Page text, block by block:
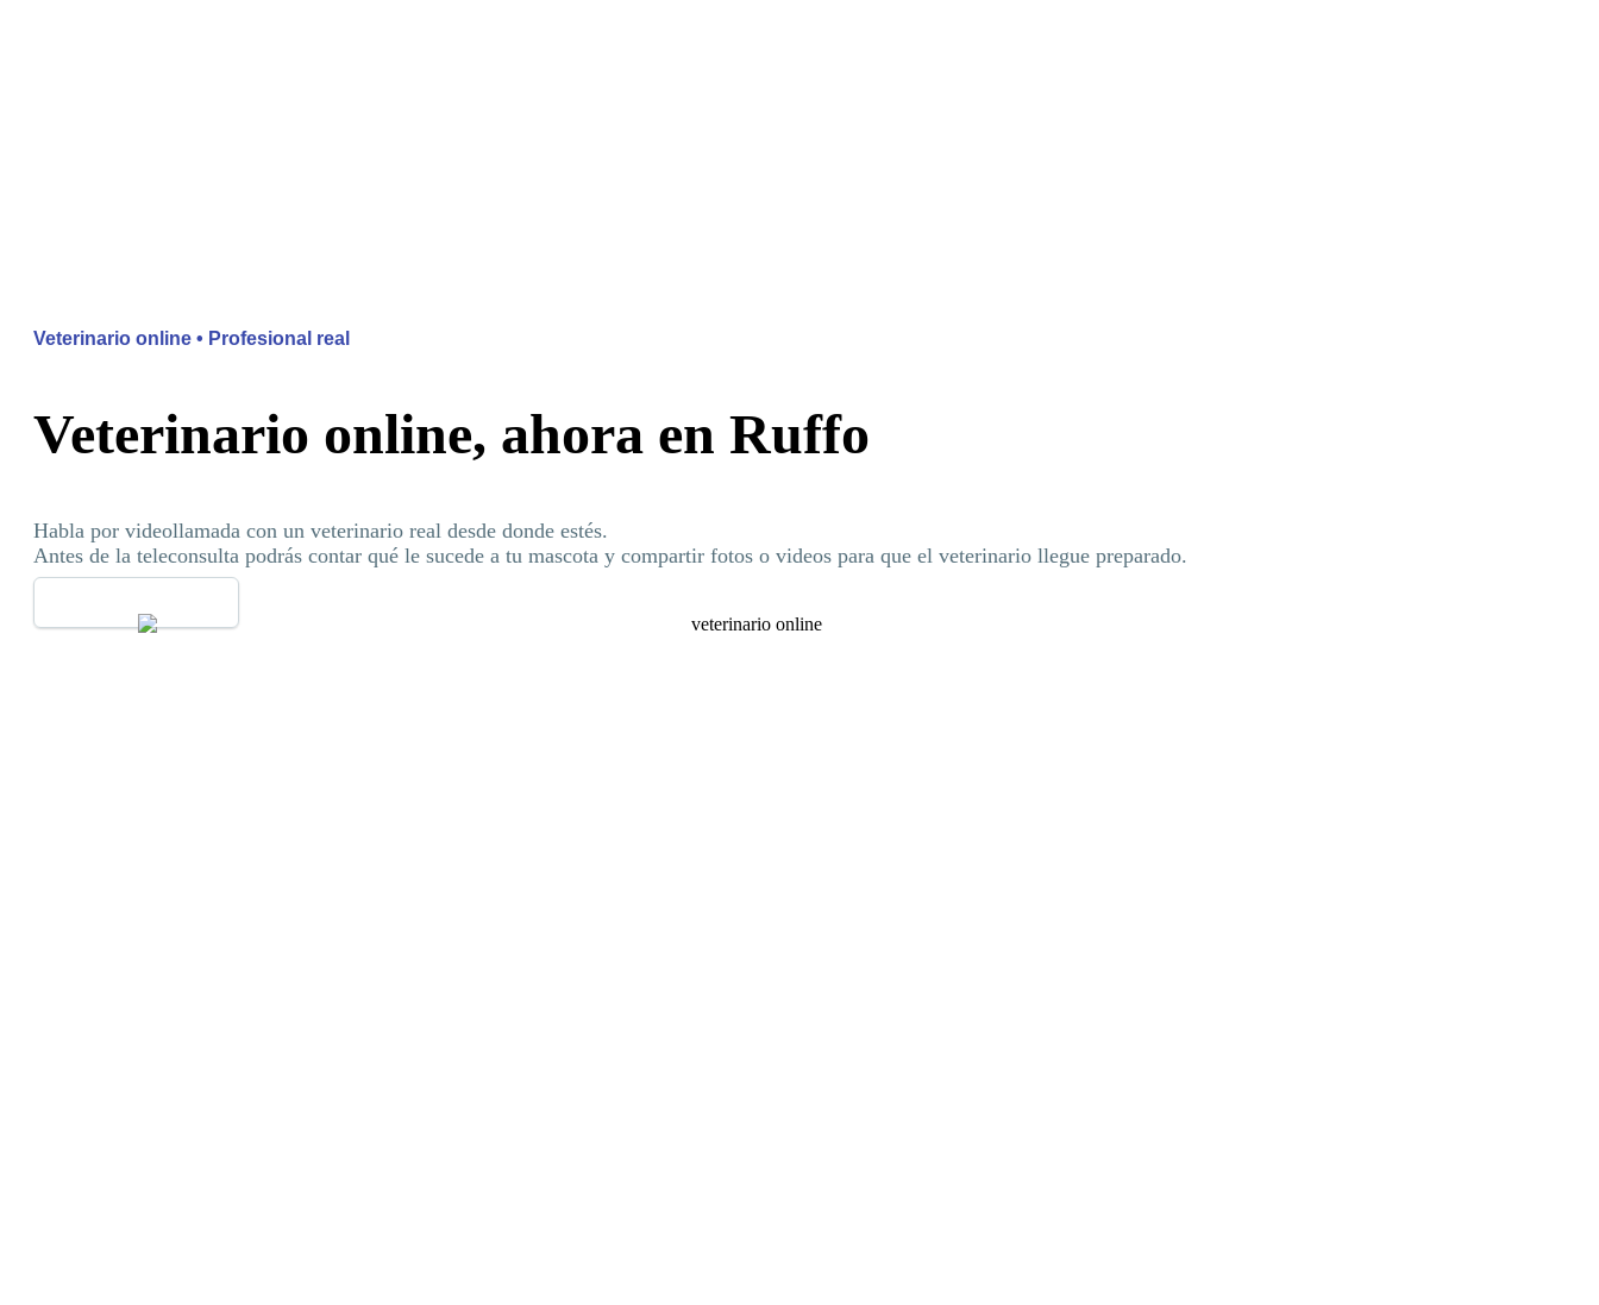
Veterinario online • Profesional real
Veterinario online, ahora en Ruffo
Habla por videollamada con un veterinario real desde donde estés.
Antes de la teleconsulta podrás contar qué le sucede a tu mascota y compartir fotos o videos para que el veterinario llegue preparado.